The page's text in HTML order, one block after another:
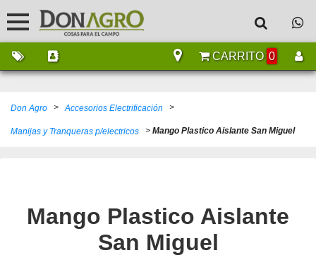
CARRITO 0
Don Agro > Accesorios Electrificación >
Manijas y Tranqueras p/electricos > Mango Plastico Aislante San Miguel
Mango Plastico Aislante
San Miguel